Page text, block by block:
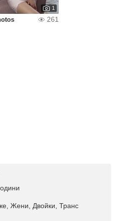
1
261
Жени, Двойки, Транс